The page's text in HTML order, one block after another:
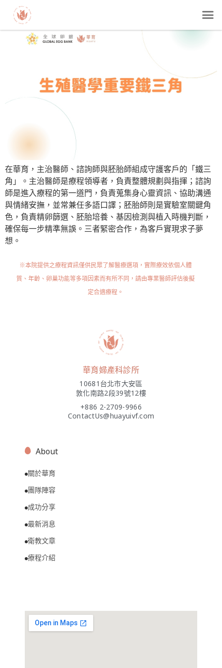
在華育，主治醫師、諮詢師與胚胎師組成守護客戶的「鐵三
角」。主治醫師是療程領導者，負責整體規劃與指揮；諮詢
師是進入療程的第一道門，負責蒐集身心靈資訊、協助溝通
與情緒安撫，並常兼任多語口譯；胚胎師則是實驗室關鍵角
色，負責精卵篩選、胚胎培養、基因檢測與植入時機判斷，
確保每一步精準無誤。三者緊密合作，為客戶實現求子夢
想。
※本院提供之療程資訊僅供民眾了解醫療選項，實際療效依個人體
質、年齡、卵巢功能等多項因素而有所不同，請由專業醫師評估後擬
定合適療程。
華育婦產科診所
10681台北市大安區
敦化南路2段39號12樓
+886 2-2709-9966
ContactUs@huayuivf.com
About
關於華育
團隊陣容
成功分享
最新消息
衛教文章
療程介紹